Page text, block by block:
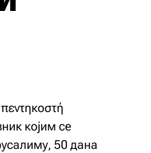
којим се
50 дана